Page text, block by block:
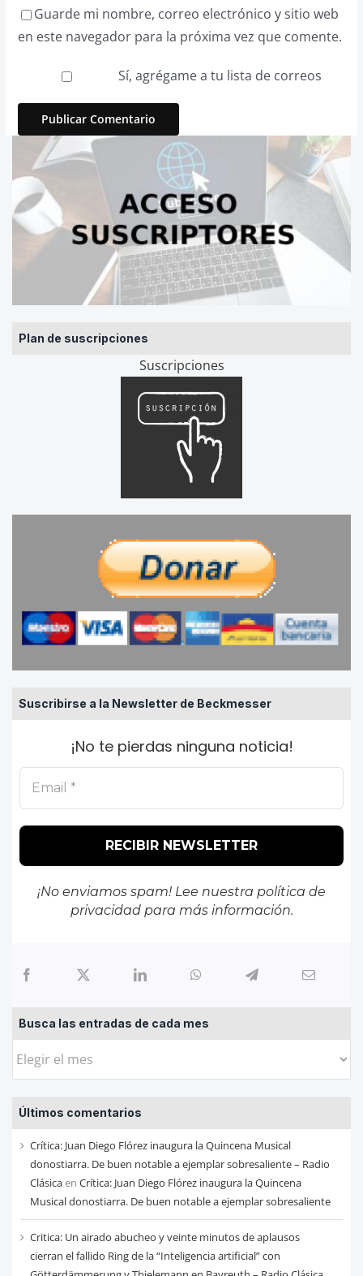
Plan de suscripciones
Suscripciones
Suscribirse a la Newsletter de Beckmesser
¡No te pierdas ninguna noticia!
¡No enviamos spam! Lee nuestra política de
privacidadpara más información.
Busca las entradas de cada mes
Busca
entradas
de
cada
mes
Últimos comentarios
Crítica: Juan Diego Flórez inaugura la Quincena Musical
donostiarra. De buen notable a ejemplar sobresaliente – Radio
Clásicaen Crítica: Juan Diego Flórez inaugura la Quincena
Musical donostiarra. De buen notable a ejemplar sobresaliente
Critica: Un airado abucheo y veinte minutos de aplausos
cierran el fallido Ring de la “Inteligencia artificial” con
Guarde mi nombre, correo electrónico y sitio web
en este navegador para la próxima vez que comente.
Sí, agrégame a tu lista de correos